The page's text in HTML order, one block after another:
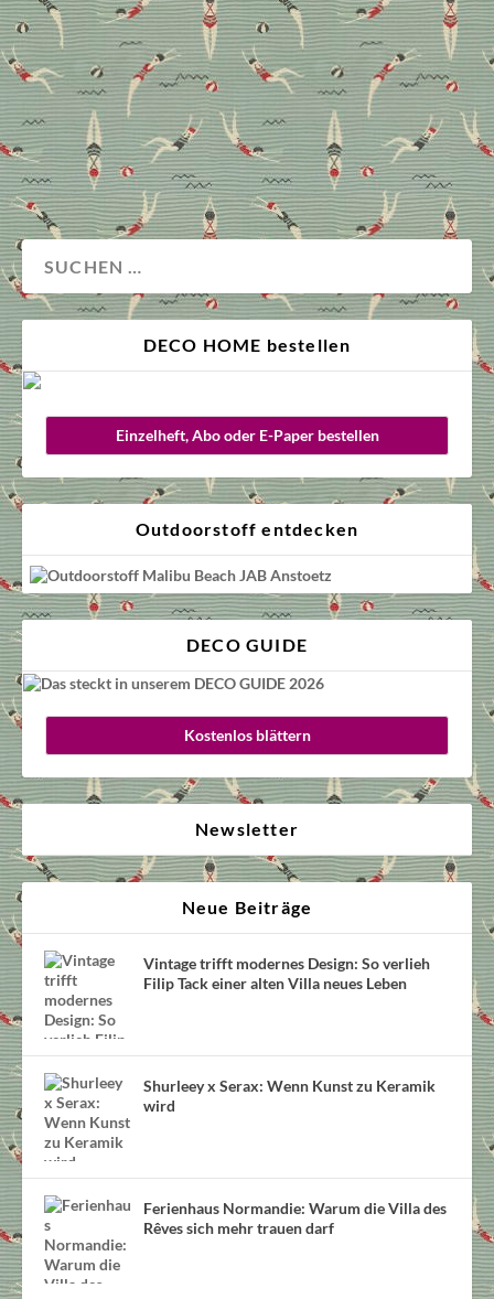
Damastweberei Curt Bauer luxuriöse Tisch- und
Bettwäsche im sächsischen Ort Aue. Über ein
Familienunternehmen, seine bewegte Geschichte und
doch zeitgemäßen Kollektionen.
Advertorial
DECO HOME bestellen
Einzelheft, Abo oder E-Paper bestellen
Outdoorstoff entdecken
DECO GUIDE
Kostenlos blättern
Newsletter
Neue Beiträge
Vintage trifft modernes Design: So verlieh
Filip Tack einer alten Villa neues Leben
Shurleey x Serax: Wenn Kunst zu Keramik
wird
Ferienhaus Normandie: Warum die Villa des
Rêves sich mehr trauen darf